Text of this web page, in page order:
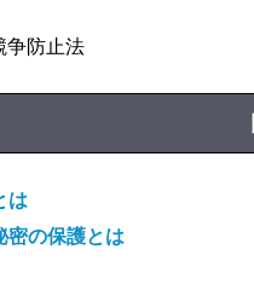
防止法
は
密の保護とは